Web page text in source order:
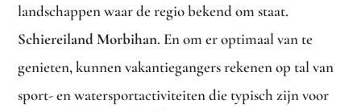
landschappen waar de regio bekend om staat.
Schiereiland Morbihan. En om er optimaal van te
genieten, kunnen vakantiegangers rekenen op tal van
sport- en watersportactiviteiten die typisch zijn voor